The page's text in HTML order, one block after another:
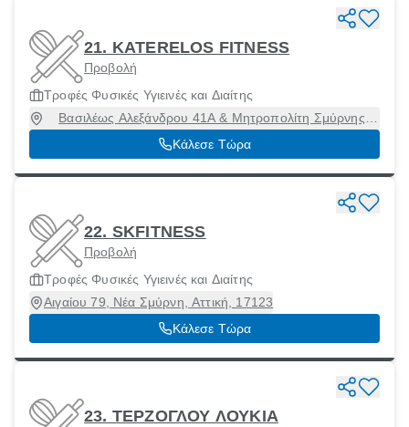
21. KATERELOS FITNESS
Προβολή
Τροφές Φυσικές Υγιεινές και Διαίτης
Βασιλέως Αλεξάνδρου 41Α & Μητροπολίτη Σμύρνης
Χρυσοστόμου 41, Περιστέρι, Αττική, 12131
Κάλεσε Τώρα
22. SKFITNESS
Προβολή
Τροφές Φυσικές Υγιεινές και Διαίτης
Αιγαίου 79, Νέα Σμύρνη, Αττική, 17123
Κάλεσε Τώρα
23. ΤΕΡΖΟΓΛΟΥ ΛΟΥΚΙΑ